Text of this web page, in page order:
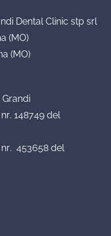
Dental Clinic stp srl
(MO)
(MO)
148749 del
453658 del